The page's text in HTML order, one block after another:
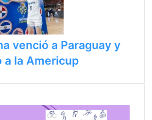
venció a Paraguay y
a la Americup